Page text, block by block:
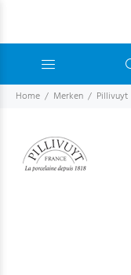
Home Merken Pillivuyt